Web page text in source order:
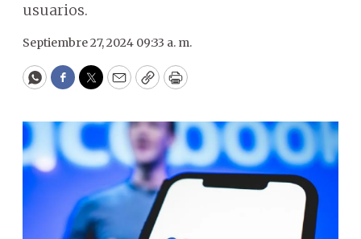
usuarios.
Septiembre 27, 2024 09:33 a. m.
WhatsApp
Facebook
Twitter
EmailCopyPrint